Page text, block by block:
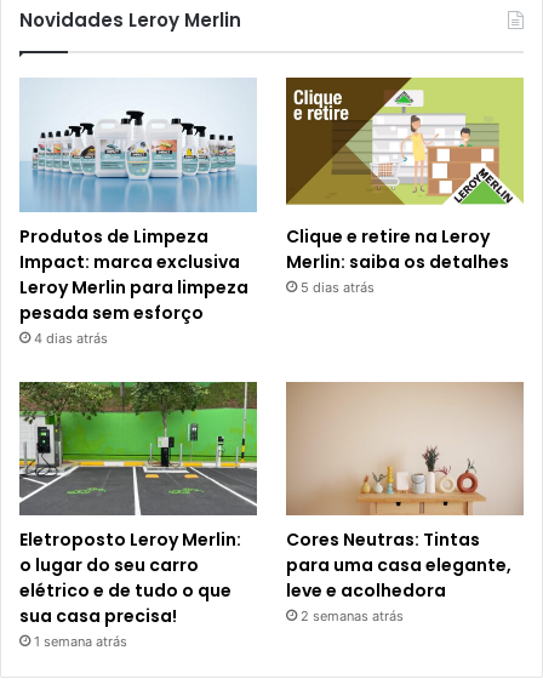
Novidades Leroy Merlin
Produtos de Limpeza
Impact: marca exclusiva
Leroy Merlin para limpeza
pesada sem esforço
4 dias atrás
Clique e retire na Leroy
Merlin: saiba os detalhes
5 dias atrás
Eletroposto Leroy Merlin:
o lugar do seu carro
elétrico e de tudo o que
sua casa precisa!
1 semana atrás
Cores Neutras: Tintas
para uma casa elegante,
leve e acolhedora
2 semanas atrás